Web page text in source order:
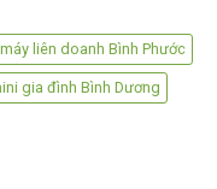
liên doanh Bình Phước
gia đình Bình Dương